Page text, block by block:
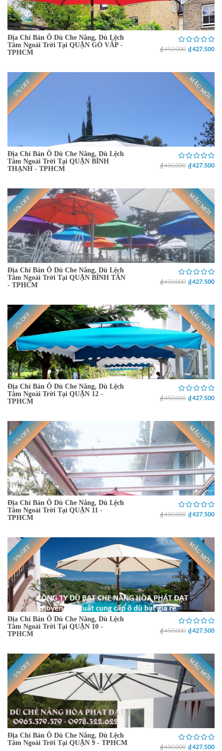
Địa Chỉ Bán Ô Dù Che Nắng, Dù Lệch
Tâm Ngoài Trời Tại QUẬN GÒ VẤP -
TPHCM
₫ 450.000 ₫ 427.500
5% OFF MẪU MỚI
Địa Chỉ Bán Ô Dù Che Nắng, Dù Lệch
Tâm Ngoài Trời Tại QUẬN BÌNH
THẠNH - TPHCM
₫ 450.000 ₫ 427.500
5% OFF MẪU MỚI
Địa Chỉ Bán Ô Dù Che Nắng, Dù Lệch
Tâm Ngoài Trời Tại QUẬN BÌNH TÂN
- TPHCM
₫ 450.000 ₫ 427.500
5% OFF MẪU MỚI
Địa Chỉ Bán Ô Dù Che Nắng, Dù Lệch
Tâm Ngoài Trời Tại QUẬN 12 -
TPHCM
₫ 450.000 ₫ 427.500
5% OFF MẪU MỚI
Địa Chỉ Bán Ô Dù Che Nắng, Dù Lệch
Tâm Ngoài Trời Tại QUẬN 11 -
TPHCM
₫ 450.000 ₫ 427.500
5% OFF MẪU MỚI
Địa Chỉ Bán Ô Dù Che Nắng, Dù Lệch
Tâm Ngoài Trời Tại QUẬN 10 -
TPHCM
₫ 450.000 ₫ 427.500
5% OFF MẪU MỚI
Địa Chỉ Bán Ô Dù Che Nắng, Dù Lệch
Tâm Ngoài Trời Tại QUẬN 9 - TPHCM
₫ 450.000 ₫ 427.500